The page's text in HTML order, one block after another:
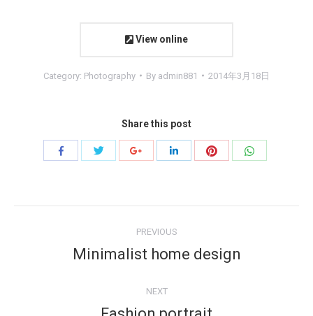
View online
Category: Photography By admin881 2014年3月18日
Share this post
Share
Share
navigation
PREVIOUS
Previous
Minimalist home design
NEXT
Next